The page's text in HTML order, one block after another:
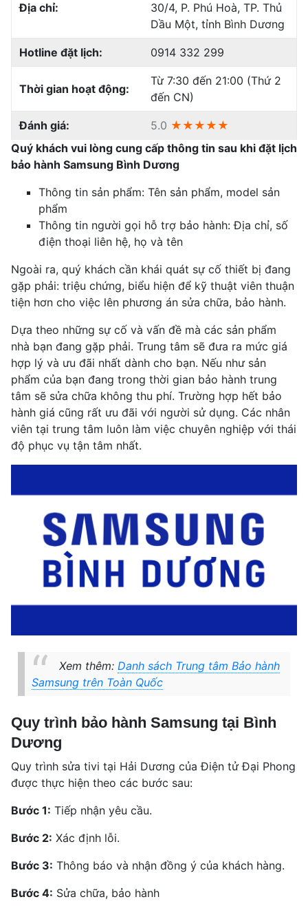
Địa chỉ:
30/4, P. Phú Hoà, TP. Thủ
Dầu Một, tỉnh Bình Dương
Hotline đặt lịch: 0914 332 299
Thời gian hoạt động:
Từ 7:30 đến 21:00 (Thứ 2
đến CN)
Đánh giá: 5.0 ★★★★★
Quý khách vui lòng cung cấp thông tin sau khi đặt lịch
bảo hành Samsung Bình Dương
Thông tin sản phẩm: Tên sản phẩm, model sản
phẩm
Thông tin người gọi hỗ trợ bảo hành: Địa chỉ, số
điện thoại liên hệ, họ và tên
Ngoài ra, quý khách cần khái quát sự cố thiết bị đang
gặp phải: triệu chứng, biểu hiện để kỹ thuật viên thuận
tiện hơn cho việc lên phương án sửa chữa, bảo hành.
Dựa theo những sự cố và vấn đề mà các sản phẩm
nhà bạn đang gặp phải. Trung tâm sẽ đưa ra mức giá
hợp lý và ưu đãi nhất dành cho bạn. Nếu như sản
phẩm của bạn đang trong thời gian bảo hành trung
tâm sẽ sửa chữa không thu phí. Trường hợp hết bảo
hành giá cũng rất ưu đãi với người sử dụng. Các nhân
viên tại trung tâm luôn làm việc chuyên nghiệp với thái
độ phục vụ tận tâm nhất.
Xem thêm: Danh sách Trung tâm Bảo hành
Samsung trên Toàn Quốc
Quy trình bảo hành Samsung tại Bình
Dương
Quy trình sửa tivi tại Hải Dương của Điện tử Đại Phong
được thực hiện theo các bước sau:
Bước 1: Tiếp nhận yêu cầu.
Bước 2: Xác định lỗi.
Bước 3: Thông báo và nhận đồng ý của khách hàng.
Bước 4: Sửa chữa, bảo hành